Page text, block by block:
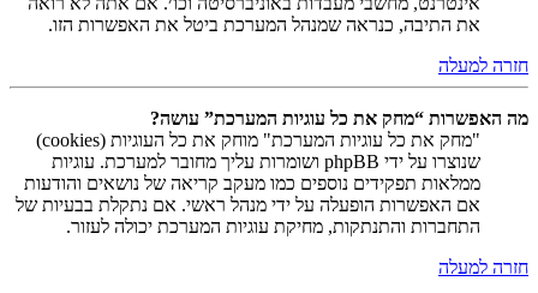
את התיבה, כנראה שמנהל המערכת ביטל את האפשרות הזו.
חזרה למעלה
מה האפשרות “מחק את כל עוגיות המערכת” עושה?
"מחק את כל עוגיות המערכת" מוחק את כל העוגיות (cookies)
שנוצרו על ידי phpBB ושומרות עליך מחובר למערכת. עוגיות
ממלאות תפקידים נוספים כמו מעקב קריאה של נושאים והודעות
אם האפשרות הופעלה על ידי מנהל ראשי. אם נתקלת בבעיות של
התחברות והתנתקות, מחיקת עוגיות המערכת יכולה לעזור.
חזרה למעלה